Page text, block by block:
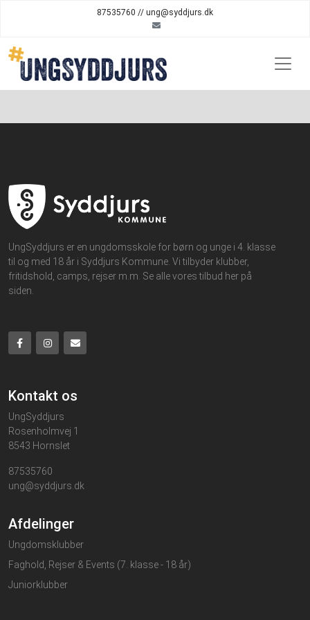
87535760 // ung@syddjurs.dk
UngSyddjurs er en ungdomsskole for børn og unge i 4. klasse
til og med 18 år i Syddjurs Kommune. Vi tilbyder klubber,
fritidshold, camps, rejser m.m. Se alle vores tilbud her på
siden.
Kontakt os
UngSyddjurs
Rosenholmvej 1
8543 Hornslet
87535760
ung@syddjurs.dk
Afdelinger
Ungdomsklubber
Faghold, Rejser & Events (7. klasse - 18 år)
Juniorklubber